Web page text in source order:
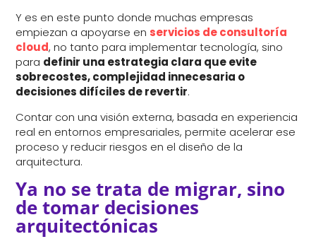
Y es en este punto donde muchas empresas
empiezan a apoyarse en servicios de consultoría
cloud, no tanto para implementar tecnología, sino
para definir una estrategia clara que evite
sobrecostes, complejidad innecesaria o
decisiones difíciles de revertir.
Contar con una visión externa, basada en experiencia
real en entornos empresariales, permite acelerar ese
proceso y reducir riesgos en el diseño de la
arquitectura.
Ya no se trata de migrar, sino
de tomar decisiones
arquitectónicas